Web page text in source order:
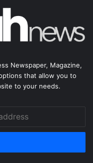
Newspaper, Magazine,
that allow you to
to your needs.